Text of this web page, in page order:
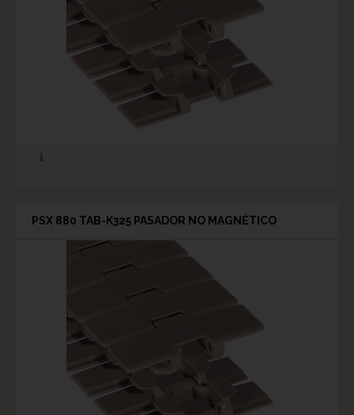
PSX 880 TAB-K325 PASADOR NO MAGNÉTICO